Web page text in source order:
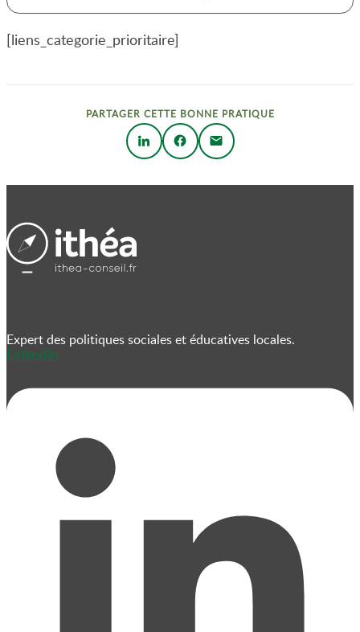
[liens_categorie_prioritaire]
PARTAGER CETTE BONNE PRATIQUE
Expert des politiques sociales et éducatives locales.
Linkedin